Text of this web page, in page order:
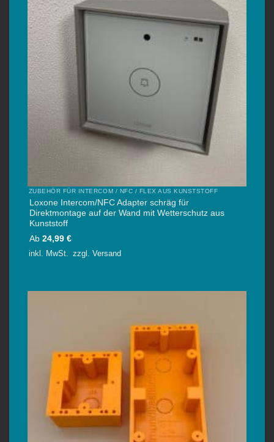
ZUBEHÖR FÜR INTERCOM / NFC / FLEX AUS KUNSTSTOFF
Loxone Intercom/NFC Adapter schräg für
Direktmontage auf der Wand mit Wetterschutz aus
Kunststoff
Ab 24,99 €
inkl. MwSt. zzgl. Versand